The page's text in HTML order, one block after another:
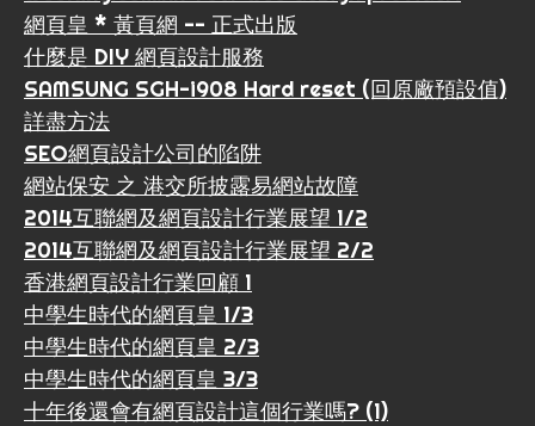
網頁皇 * 黃頁網 -- 正式出版
什麼是 DIY 網頁設計服務
SAMSUNG SGH-i908 Hard reset (回原廠預設值)
詳盡方法
SEO網頁設計公司的陷阱
網站保安 之 港交所披露易網站故障
2014互聯網及網頁設計行業展望 1/2
2014互聯網及網頁設計行業展望 2/2
香港網頁設計行業回顧 1
中學生時代的網頁皇 1/3
中學生時代的網頁皇 2/3
中學生時代的網頁皇 3/3
十年後還會有網頁設計這個行業嗎? (1)